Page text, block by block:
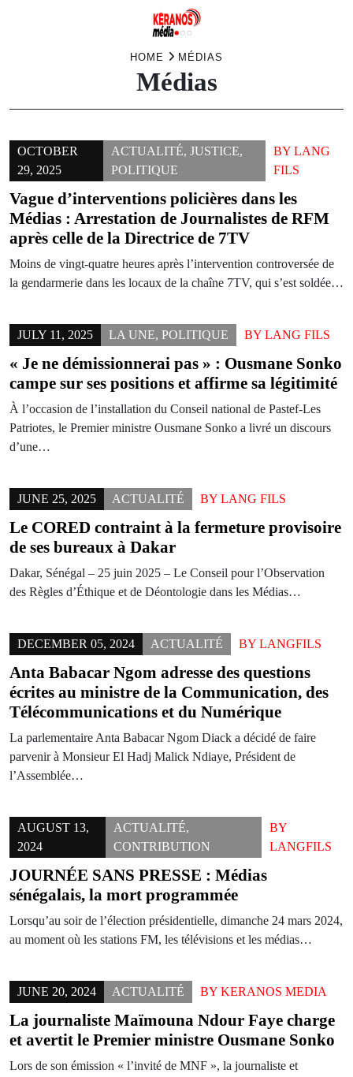
HOME MÉDIAS
Médias
OCTOBER
29, 2025
ACTUALITÉ,JUSTICE,
POLITIQUE
BY LANG
FILS
Vague d’interventions policières dans les
Médias : Arrestation de Journalistes de RFM
après celle de la Directrice de 7TV
Moins de vingt-quatre heures après l’intervention controversée de
la gendarmerie dans les locaux de la chaîne 7TV, qui s’est soldée…
JULY 11, 2025 LA UNE, POLITIQUE BY LANG FILS
« Je ne démissionnerai pas » : Ousmane Sonko
campe sur ses positions et affirme sa légitimité
À l’occasion de l’installation du Conseil national de Pastef-Les
Patriotes, le Premier ministre Ousmane Sonko a livré un discours
d’une…
JUNE 25, 2025 ACTUALITÉ BY LANG FILS
Le CORED contraint à la fermeture provisoire
de ses bureaux à Dakar
Dakar, Sénégal – 25 juin 2025 – Le Conseil pour l’Observation
des Règles d’Éthique et de Déontologie dans les Médias…
DECEMBER 05, 2024 ACTUALITÉ BY LANGFILS
Anta Babacar Ngom adresse des questions
écrites au ministre de la Communication, des
Télécommunications et du Numérique
La parlementaire Anta Babacar Ngom Diack a décidé de faire
parvenir à Monsieur El Hadj Malick Ndiaye, Président de
l’Assemblée…
AUGUST 13,
2024
ACTUALITÉ,
CONTRIBUTION
BY
LANGFILS
JOURNÉE SANS PRESSE : Médias
sénégalais, la mort programmée
Lorsqu’au soir de l’élection présidentielle, dimanche 24 mars 2024,
au moment où les stations FM, les télévisions et les médias…
JUNE 20, 2024 ACTUALITÉ BY KERANOS MEDIA
La journaliste Maïmouna Ndour Faye charge
et avertit le Premier ministre Ousmane Sonko
Lors de son émission « l’invité de MNF », la journaliste et